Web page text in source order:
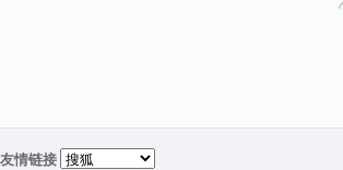
友情链接